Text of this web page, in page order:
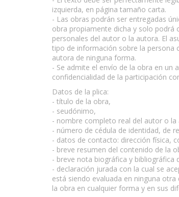
izquierda, en página tamaño carta.
- Las obras podrán ser entregadas
obra propiamente dicha y solo podrá
personales del autor o la autora. El
tipo de información sobre la persona
autora de ninguna forma.
- Se admite el envío de la obra en un
confidencialidad de la participación
Datos de la plica:
- título de la obra,
- seudónimo,
- nombre completo real del autor o la
- número de cédula de identidad, de
- datos de contacto: dirección física,
- breve resumen del contenido de la
- breve nota biográfica y bibliográfica
- declaración jurada con la cual se
está siendo evaluada en ninguna
la obra en cualquier forma y en sus